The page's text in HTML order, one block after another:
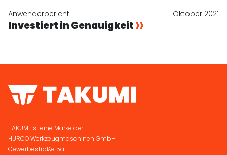
Anwenderbericht Oktober 2021
Investiert in Genauigkeit
TAKUMI ist eine Marke der
HURCO Werkzeugmaschinen GmbH
Gewerbestraße 5a